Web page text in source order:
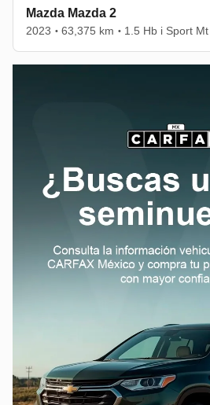
Mazda Mazda 2
2023 • 63,375 km • 1.5 Hb i Sport Mt